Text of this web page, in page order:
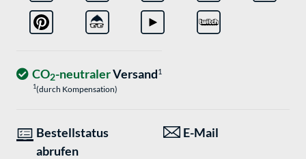
CO2-neutralerVersand1
1(durch Kompensation)
Bestellstatus
abrufen
E-Mail